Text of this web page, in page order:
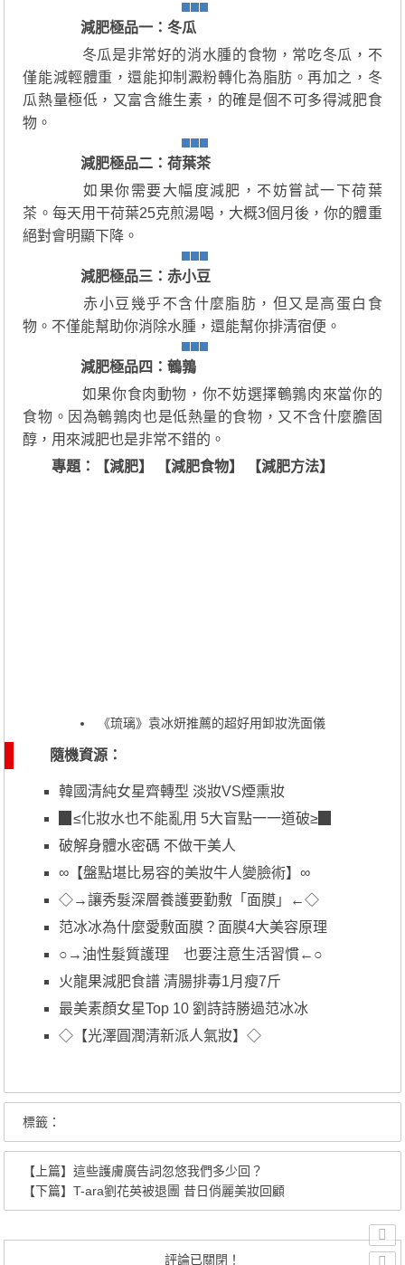
減肥極品一：冬瓜
冬瓜是非常好的消水腫的食物，常吃冬瓜，不
僅能減輕體重，還能抑制澱粉轉化為脂肪。再加之，冬
瓜熱量極低，又富含維生素，的確是個不可多得減肥食
物。
減肥極品二：荷葉茶
如果你需要大幅度減肥，不妨嘗試一下荷葉
茶。每天用干荷葉25克煎湯喝，大概3個月後，你的體重
絕對會明顯下降。
減肥極品三：赤小豆
赤小豆幾乎不含什麼脂肪，但又是高蛋白食
物。不僅能幫助你消除水腫，還能幫你排清宿便。
減肥極品四：鵪鶉
如果你食肉動物，你不妨選擇鵪鶉肉來當你的
食物。因為鵪鶉肉也是低熱量的食物，又不含什麼膽固
醇，用來減肥也是非常不錯的。
專題：【減肥】 【減肥食物】 【減肥方法】
《琉璃》袁冰妍推薦的超好用卸妝洗面儀
隨機資源：
韓國清純女星齊轉型 淡妝VS煙熏妝
▉≤化妝水也不能亂用 5大盲點一一道破≥▉
破解身體水密碼 不做干美人
∞【盤點堪比易容的美妝牛人變臉術】∞
◇→讓秀髮深層養護要勤敷「面膜」←◇
范冰冰為什麼愛敷面膜？面膜4大美容原理
○→油性髮質護理 也要注意生活習慣←○
火龍果減肥食譜 清腸排毒1月瘦7斤
最美素顏女星Top 10 劉詩詩勝過范冰冰
◇【光澤圓潤清新派人氣妝】◇
標籤：
【上篇】這些護膚廣告詞忽悠我們多少回？
【下篇】T-ara劉花英被退團 昔日俏麗美妝回顧
評論已關閉！